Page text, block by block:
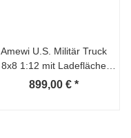
Amewi U.S. Militär Truck
8x8 1:12 mit Ladefläche
military grün
899,00 € *